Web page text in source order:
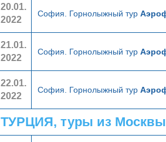
20.01.
2022
София. Горнолыжный тур
21.01.
2022
София. Горнолыжный тур
22.01.
2022
София. Горнолыжный тур
ТУРЦИЯ, туры из Москвы